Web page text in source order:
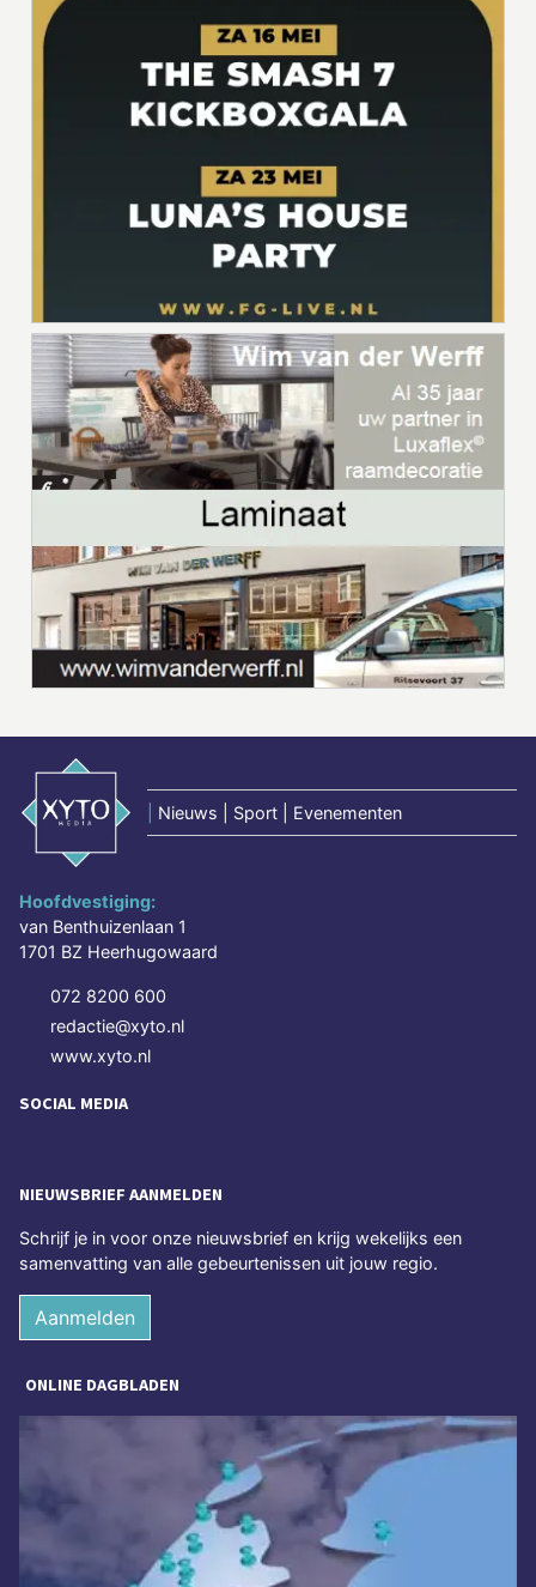
Nieuws | Sport | Evenementen
Hoofdvestiging:
van Benthuizenlaan 1
1701 BZ Heerhugowaard
072 8200 600
redactie@xyto.nl
www.xyto.nl
SOCIAL MEDIA
NIEUWSBRIEF AANMELDEN
Schrijf je in voor onze nieuwsbrief en krijg wekelijks een
samenvatting van alle gebeurtenissen uit jouw regio.
Aanmelden
ONLINE DAGBLADEN